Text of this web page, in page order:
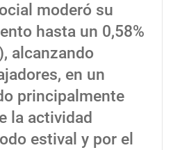
moderó su
hasta un 0,58%
alcanzando
en un
principalmente
la actividad
estival y por el